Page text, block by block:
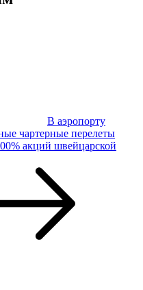
В аэропорту
чартерные перелеты
акций швейцарской